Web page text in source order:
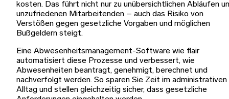
kosten. Das führt nicht nur zu unübersichtlichen Abläufen
unzufriedenen Mitarbeitenden – auch das Risiko von
Verstößen gegen gesetzliche Vorgaben und möglichen
Bußgeldern steigt.
Eine Abwesenheitsmanagement-Software wie flair
automatisiert diese Prozesse und verbessert, wie
Abwesenheiten beantragt, genehmigt, berechnet und
nachverfolgt werden. So sparen Sie Zeit im administrativen
Alltag und stellen gleichzeitig sicher, dass gesetzliche